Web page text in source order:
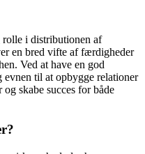
i distributionen af
en bred vifte af færdigheder
Ved at have en god
evnen til at opbygge relationer
skabe succes for både